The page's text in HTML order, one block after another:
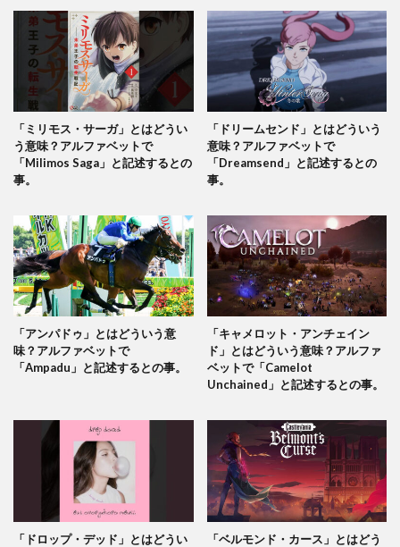
「ミリモス・サーガ」とはどうい
う意味？アルファベットで
「Milimos Saga」と記述するとの
事。
「ドリームセンド」とはどういう
意味？アルファベットで
「Dreamsend」と記述するとの
事。
「アンパドゥ」とはどういう意
味？アルファベットで
「Ampadu」と記述するとの事。
「キャメロット・アンチェイン
ド」とはどういう意味？アルファ
ベットで「Camelot
Unchained」と記述するとの事。
「ドロップ・デッド」とはどうい
「ベルモンド・カース」とはどう